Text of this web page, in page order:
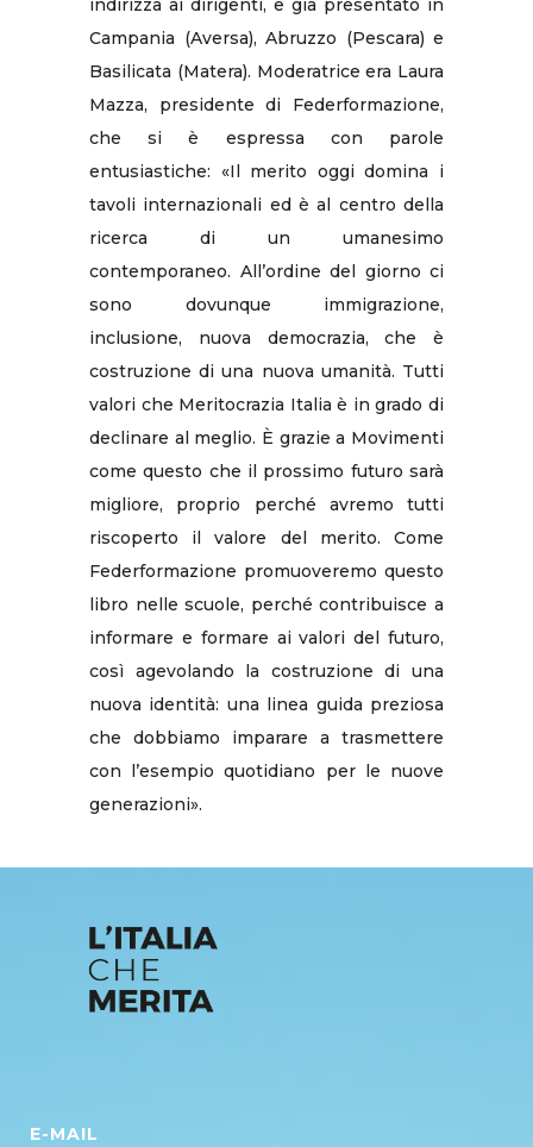
indirizza ai dirigenti, e già presentato in
Campania (Aversa), Abruzzo (Pescara) e
Basilicata (Matera). Moderatrice era Laura
Mazza, presidente di Federformazione,
che si è espressa con parole
entusiastiche: «Il merito oggi domina i
tavoli internazionali ed è al centro della
ricerca di un umanesimo
contemporaneo. All’ordine del giorno ci
sono dovunque immigrazione,
inclusione, nuova democrazia, che è
costruzione di una nuova umanità. Tutti
valori che Meritocrazia Italia è in grado di
declinare al meglio. È grazie a Movimenti
come questo che il prossimo futuro sarà
migliore, proprio perché avremo tutti
riscoperto il valore del merito. Come
Federformazione promuoveremo questo
libro nelle scuole, perché contribuisce a
informare e formare ai valori del futuro,
così agevolando la costruzione di una
nuova identità: una linea guida preziosa
che dobbiamo imparare a trasmettere
con l’esempio quotidiano per le nuove
generazioni».
E-MAIL